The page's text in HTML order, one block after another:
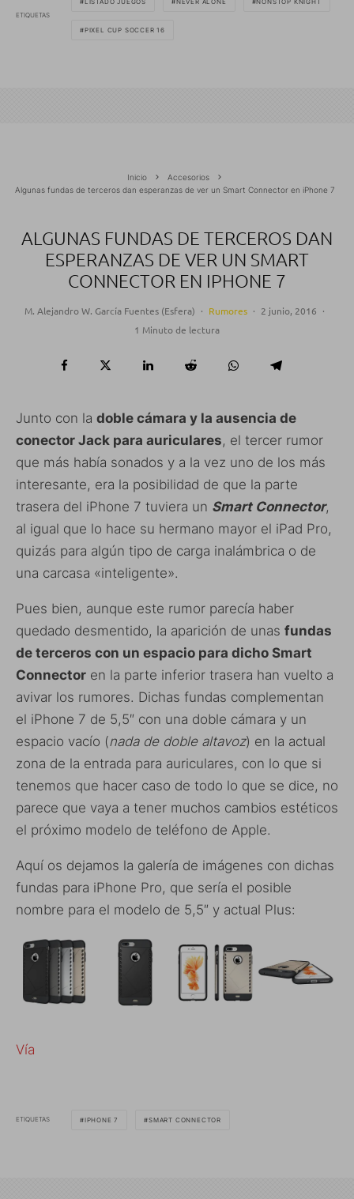
ETIQUETAS
PIXEL CUP SOCCER 16
Inicio
Accesorios
Algunas fundas de terceros dan esperanzas de ver un Smart Connector en iPhone 7
ALGUNAS FUNDAS DE TERCEROS DAN
ESPERANZAS DE VER UN SMART
CONNECTOR EN IPHONE 7
M. Alejandro W. García Fuentes (Esfera) · Rumores · 2 junio, 2016 ·
1 Minuto de lectura
Junto con la doble cámara y la ausencia de
conector Jack para auriculares, el tercer rumor
que más había sonados y a la vez uno de los más
interesante, era la posibilidad de que la parte
trasera del iPhone 7 tuviera un Smart Connector,
al igual que lo hace su hermano mayor el iPad Pro,
quizás para algún tipo de carga inalámbrica o de
una carcasa «inteligente».
Pues bien, aunque este rumor parecía haber
quedado desmentido, la aparición de unas fundas
de terceros con un espacio para dicho Smart
Connector en la parte inferior trasera han vuelto a
avivar los rumores. Dichas fundas complementan
el iPhone 7 de 5,5″ con una doble cámara y un
espacio vacío (nada de doble altavoz) en la actual
zona de la entrada para auriculares, con lo que si
tenemos que hacer caso de todo lo que se dice, no
parece que vaya a tener muchos cambios estéticos
el próximo modelo de teléfono de Apple.
Aquí os dejamos la galería de imágenes con dichas
fundas para iPhone Pro, que sería el posible
nombre para el modelo de 5,5″ y actual Plus:
Vía
ETIQUETAS IPHONE 7 SMART CONNECTOR